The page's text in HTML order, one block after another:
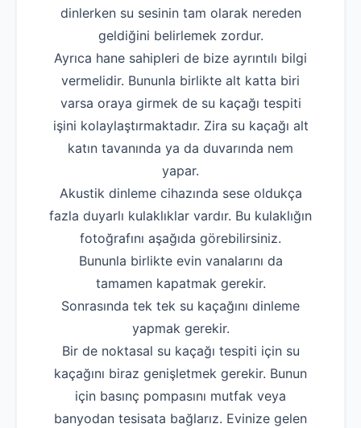
dinlerken su sesinin tam olarak nereden
geldiğini belirlemek zordur.
Ayrıca hane sahipleri de bize ayrıntılı bilgi
vermelidir. Bununla birlikte alt katta biri
varsa oraya girmek de su kaçağı tespiti
işini kolaylaştırmaktadır. Zira su kaçağı alt
katın tavanında ya da duvarında nem
yapar.
Akustik dinleme cihazında sese oldukça
fazla duyarlı kulaklıklar vardır. Bu kulaklığın
fotoğrafını aşağıda görebilirsiniz.
Bununla birlikte evin vanalarını da
tamamen kapatmak gerekir.
Sonrasında tek tek su kaçağını dinleme
yapmak gerekir.
Bir de noktasal su kaçağı tespiti için su
kaçağını biraz genişletmek gerekir. Bunun
için basınç pompasını mutfak veya
banyodan tesisata bağlarız. Evinize gelen